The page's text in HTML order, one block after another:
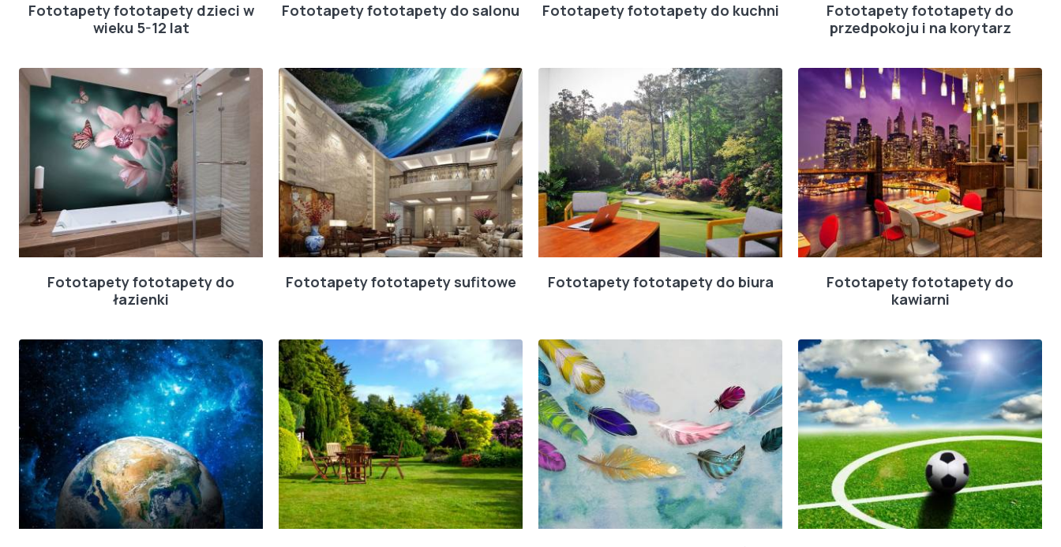
Fototapety fototapety dzieci w
wieku 5-12 lat
Fototapety fototapety do salonu Fototapety fototapety do kuchni
Fototapety fototapety do
przedpokoju i na korytarz
Fototapety fototapety do
łazienki
Fototapety fototapety sufitowe Fototapety fototapety do biura
Fototapety fototapety do
kawiarni